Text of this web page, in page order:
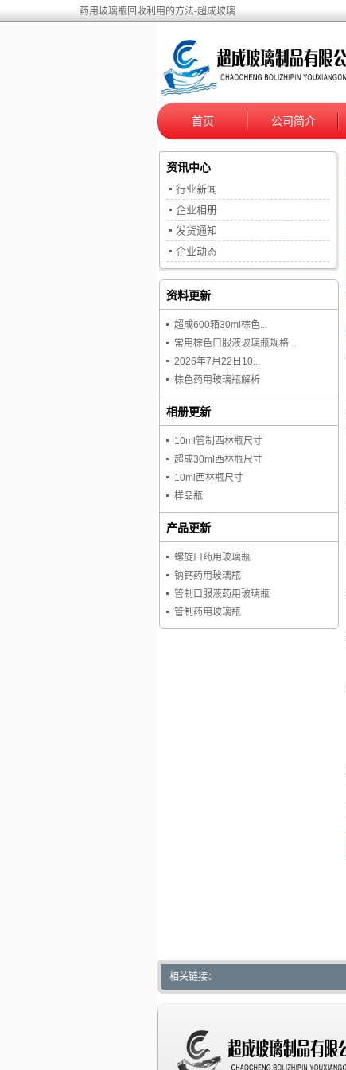
药用玻璃瓶回收利用的方法-超成玻璃
首页 公司简介
资讯中心
行业新闻
企业相册
发货通知
企业动态
资料更新
超成600箱30ml棕色...
常用棕色口服液玻璃瓶规格...
2026年7月22日10...
棕色药用玻璃瓶解析
相册更新
10ml管制西林瓶尺寸
超成30ml西林瓶尺寸
10ml西林瓶尺寸
样品瓶
产品更新
螺旋口药用玻璃瓶
钠钙药用玻璃瓶
管制口服液药用玻璃瓶
管制药用玻璃瓶
相关链接：